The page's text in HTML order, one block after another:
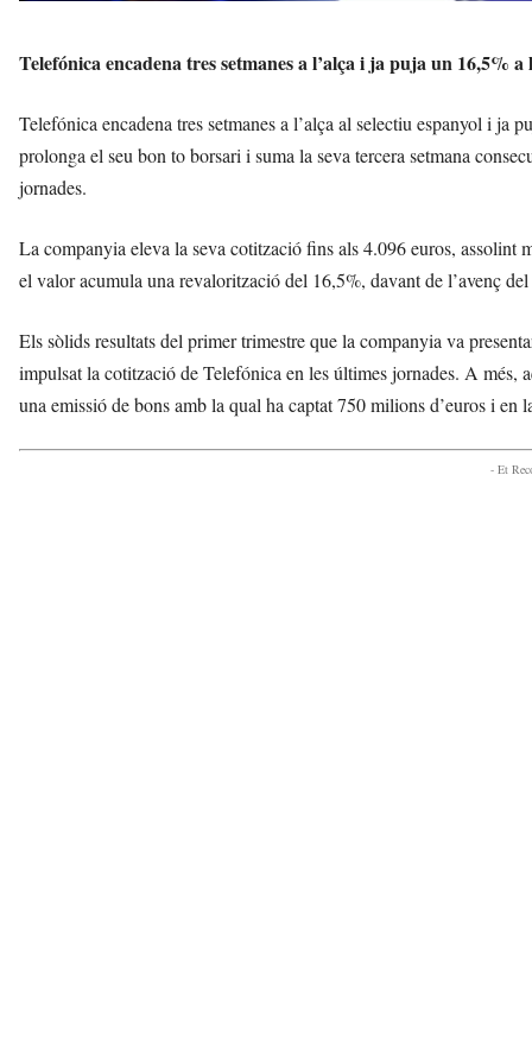
Telefónica encadena tres setmanes a l’alça i ja puja un 16,5% a
Telefónica encadena tres setmanes a l’alça al selectiu espanyol i ja
prolonga el seu bon to borsari i suma la seva tercera setmana
jornades.
La companyia eleva la seva cotització fins als 4.096 euros, assolint
el valor acumula una revalorització del 16,5%, davant de l’avenç
Els sòlids resultats del primer trimestre que la companyia va
impulsat la cotització de Telefónica en les últimes jornades. A més,
una emissió de bons amb la qual ha captat 750 milions d’euros i
- Et